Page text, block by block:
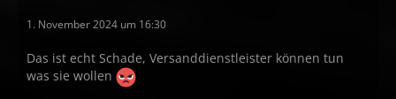
1. November 2024 um 16:30
Das ist echt Schade, Versanddienstleister können tun
was sie wollen